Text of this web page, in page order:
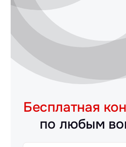
Бесплатная
по любым